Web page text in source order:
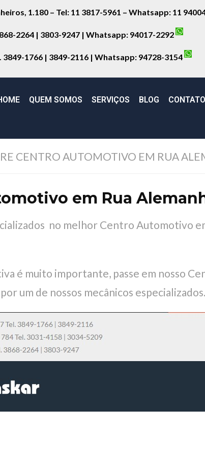
1.180 – Tel: 11 3817-5961 – Whatsapp: 11
2264 | 3803-9247 | Whatsapp: 94017-2292
3849-1766 | 3849-2116 | Whatsapp: 94728-3154
QUEM SOMOS SERVIÇOS BLOG CONTATO
CENTRO AUTOMOTIVO EM RUA
em Rua
no melhor Centro Automotivo
é muito importante, passe em nosso
um de nossos mecânicos especializados.